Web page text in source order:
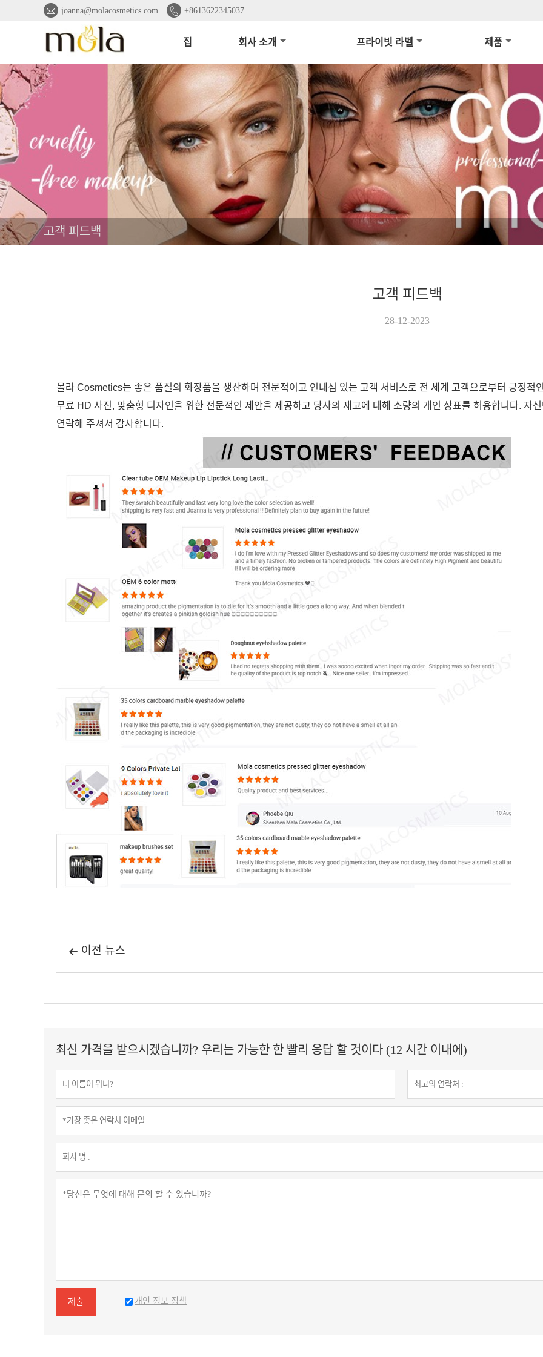
 joanna@molacosmetics.com  +8613622345037
집 회사 소개 프라이빗 라벨 제품
고객 피드백
고객 피드백
28-12-2023
몰라 Cosmetics는 좋은 품질의 화장품을 생산하며 전문적이고 인내심 있는 고객 서비스로 전 세계 고객으로부터 긍정적
무료 HD 사진, 맞춤형 디자인을 위한 전문적인 제안을 제공하고 당사의 재고에 대해 소량의 개인 상표를 허용합니다. 자
연락해 주셔서 감사합니다.
 이전 뉴스
최신 가격을 받으시겠습니까? 우리는 가능한 한 빨리 응답 할 것이다 (12 시간 이내에)
제출 개인 정보 정책